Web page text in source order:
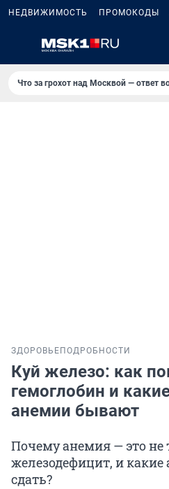
НЕДВИЖИМОСТЬ ПРОМОКОДЫ
Что за грохот над Москвой — ответ
ЗДОРОВЬЕ ПОДРОБНОСТИ
Куй железо: как
гемоглобин и
анемии бывают
Почему анемия — это не
железодефицит, и
сдать?